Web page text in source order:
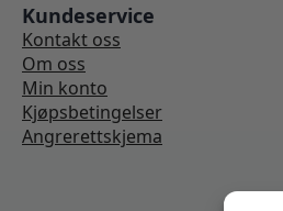
Kundeservice
Kontakt oss
Om oss
Min konto
Kjøpsbetingelser
Angrerettskjema